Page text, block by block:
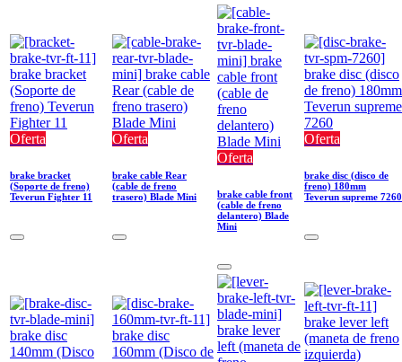
Oferta
brake bracket
(Soporte de freno)
Teverun Fighter 11
Oferta
brake cable Rear
(cable de freno
trasero) Blade Mini
Oferta
brake cable front
(cable de freno
delantero) Blade
Mini
Oferta
brake disc (disco de
freno) 180mm
Teverun supreme 7260